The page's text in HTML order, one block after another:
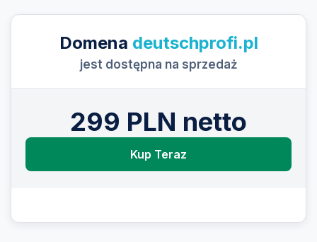
Domena deutschprofi.pl
jest dostępna na sprzedaż
299 PLN netto
Kup Teraz